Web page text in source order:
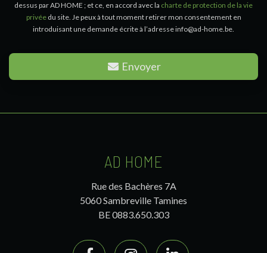
dessus par AD HOME ; et ce, en accord avec la charte de protection de la vie
privéedu site. Je peux à tout moment retirer mon consentement en
introduisant une demande écrite à l’adresse info@ad-home.be.
Envoyer
AD HOME
Rue des Bachères 7A
5060 Sambreville Tamines
BE 0883.650.303